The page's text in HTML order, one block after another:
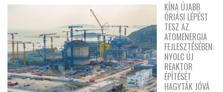
KÍNA ÚJABB
ÓRIÁSI LÉPÉST
TESZ AZ
ATOMENERGIA
FEJLESZTÉSÉBEN:
NYOLC ÚJ
REAKTOR
ÉPÍTÉSÉT
HAGYTÁK JÓVÁ